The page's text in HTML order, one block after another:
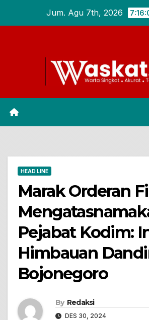
Jum. Agu 7th, 2026
HEAD LINE
Marak Orderan
Pejabat Kodim:
Himbauan
Bojonegoro
By Redaksi
DES 30, 2024